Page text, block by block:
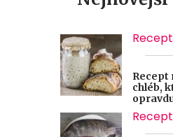
Recept
chléb,